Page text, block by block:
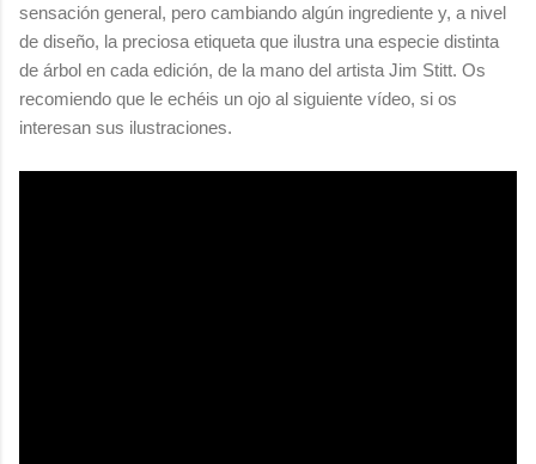
sensación general, pero cambiando algún ingrediente y, a nivel
de diseño, la preciosa etiqueta que ilustra una especie distinta
de árbol en cada edición, de la mano del artista Jim Stitt. Os
recomiendo que le echéis un ojo al siguiente vídeo, si os
interesan sus ilustraciones.